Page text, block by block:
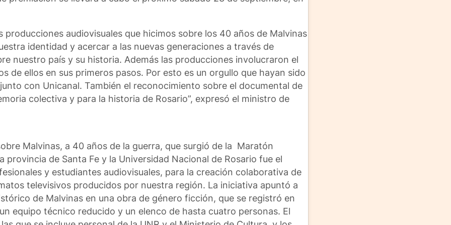
audiovisuales que hicimos sobre los 40 años de Malvinas
identidad y acercar a las nuevas generaciones a través de
nuestro país y su historia. Además las producciones involucraron el
de ellos en sus primeros pasos. Por esto es un orgullo que hayan sido
con Unicanal. También el reconocimiento sobre el documental de
colectiva y para la historia de Rosario”, expresó el ministro de
Malvinas, a 40 años de la guerra, que surgió de la Maratón
de Santa Fe y la Universidad Nacional de Rosario fue el
y estudiantes audiovisuales, para la creación colaborativa de
televisivos producidos por nuestra región. La iniciativa apuntó a
de Malvinas en una obra de género ficción, que se registró en
equipo técnico reducido y un elenco de hasta cuatro personas. El